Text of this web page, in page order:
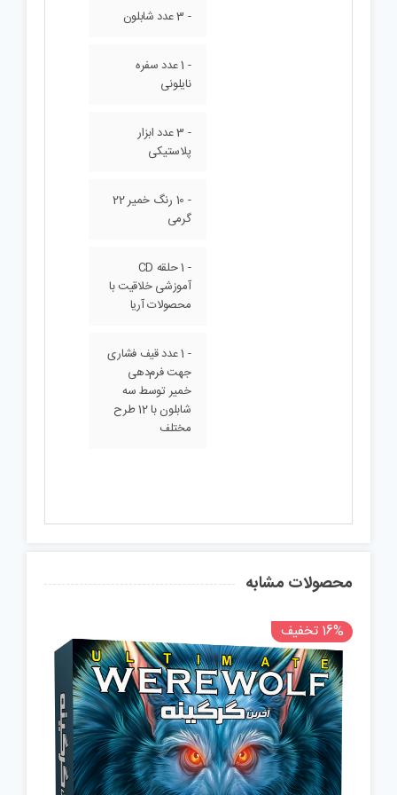
- 3 عدد شابلون
- 1 عدد سفره
نایلونی
- 3 عدد ابزار
پلاستیکی
- 10 رنگ خمیر 22
گرمی
- 1 حلقه CD
آموزشی خلاقیت با
محصولات آریا
- 1 عدد قیف فشاری
جهت فرم‌دهی
خمیر توسط سه
شابلون با 12 طرح
مختلف
محصولات مشابه
16% تخفیف